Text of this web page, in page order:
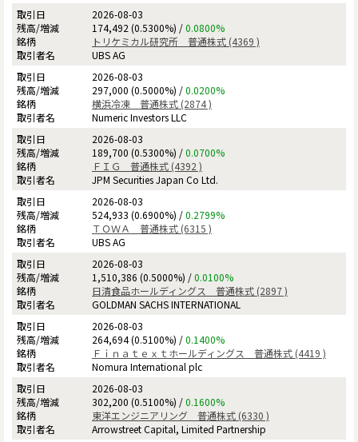
2026-08-03
174,492 (0.5300%) /0.0800%
トリケミカル研究所 普通株式 (4369 )
UBS AG
2026-08-03
297,000 (0.5000%) /0.0200%
横浜冷凍 普通株式 (2874 )
Numeric Investors LLC
2026-08-03
189,700 (0.5300%) /0.0700%
ＦＩＧ 普通株式 (4392 )
JPM Securities Japan Co Ltd.
2026-08-03
524,933 (0.6900%) /0.2799%
ＴＯＷＡ 普通株式 (6315 )
UBS AG
2026-08-03
1,510,386 (0.5000%) /0.0100%
日清食品ホールディングス 普通株式 (2897 )
GOLDMAN SACHS INTERNATIONAL
2026-08-03
264,694 (0.5100%) /0.1400%
Ｆｉｎａｔｅｘｔホールディングス 普通株式 (4419 )
Nomura International plc
2026-08-03
302,200 (0.5100%) /0.1600%
東洋エンジニアリング 普通株式 (6330 )
Arrowstreet Capital, Limited Partnership